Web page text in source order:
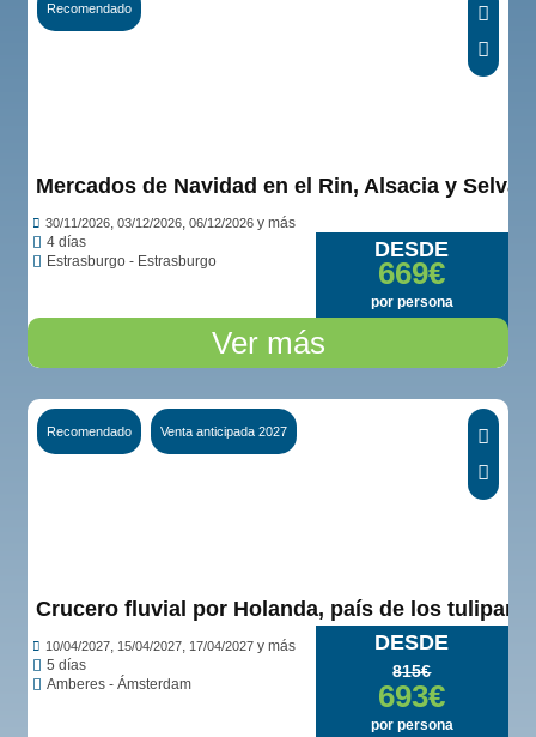
Recomendado
DESDE
669€
por persona
Mercados de Navidad en el Rin, Alsacia y Selva
30/11/2026,03/12/2026,06/12/2026 y más
4 días
Estrasburgo - Estrasburgo
Ver más
Recomendado Venta anticipada 2027
DESDE
815€
693€
por persona
Crucero fluvial por Holanda, país de los
10/04/2027,15/04/2027,17/04/2027 y más
5 días
Amberes - Ámsterdam